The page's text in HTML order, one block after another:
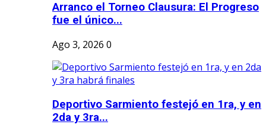
Arranco el Torneo Clausura: El Progreso
fue el único...
Ago 3, 2026 0
Deportivo Sarmiento festejó en 1ra, y en
2da y 3ra...